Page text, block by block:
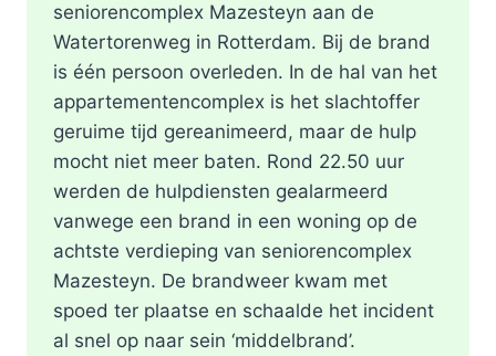
seniorencomplex Mazesteyn aan de
Watertorenweg in Rotterdam. Bij de brand
is één persoon overleden. In de hal van het
appartementencomplex is het slachtoffer
geruime tijd gereanimeerd, maar de hulp
mocht niet meer baten. Rond 22.50 uur
werden de hulpdiensten gealarmeerd
vanwege een brand in een woning op de
achtste verdieping van seniorencomplex
Mazesteyn. De brandweer kwam met
spoed ter plaatse en schaalde het incident
al snel op naar sein ‘middelbrand’.